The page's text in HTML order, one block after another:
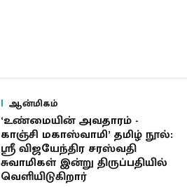
ஆன்மிகம்
‘உண்மையின் அவதாரம் -
காஞ்சி மகாஸ்வாமி’ தமிழ் நூல்:
ஸ்ரீ விஜயேந்திர சரஸ்வதி
சுவாமிகள் இன்று திருப்பதியில்
வெளியிடுகிறார்